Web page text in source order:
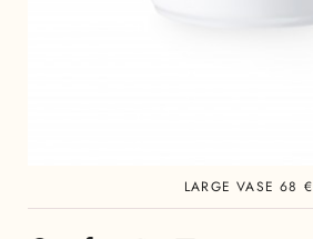
LARGE VASE 68 €